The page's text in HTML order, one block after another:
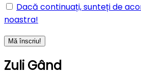
Dacă continuați, sunteți de
noastra!
Zuli Gând